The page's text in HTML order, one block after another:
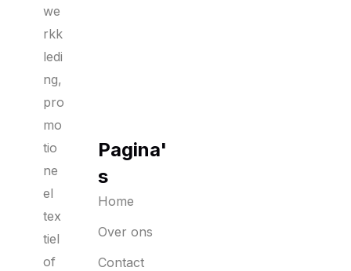
we
rkk
ledi
ng,
pro
mo
tio
ne
el
tex
tiel
of
Pagina'
s
Home
Over ons
Contact